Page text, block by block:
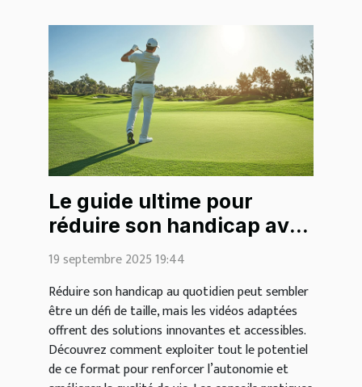
Le guide ultime pour
réduire son handicap avec
des vidéos
19 septembre 2025 19:44
Réduire son handicap au quotidien peut sembler
être un défi de taille, mais les vidéos adaptées
offrent des solutions innovantes et accessibles.
Découvrez comment exploiter tout le potentiel
de ce format pour renforcer l’autonomie et